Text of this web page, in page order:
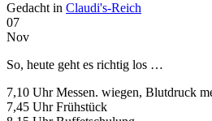
Gedacht in Claudi's-Reich
07
Nov
So, heute geht es richtig los …
7,10 Uhr Messen. wiegen, Blutdruck
7,45 Uhr Frühstück